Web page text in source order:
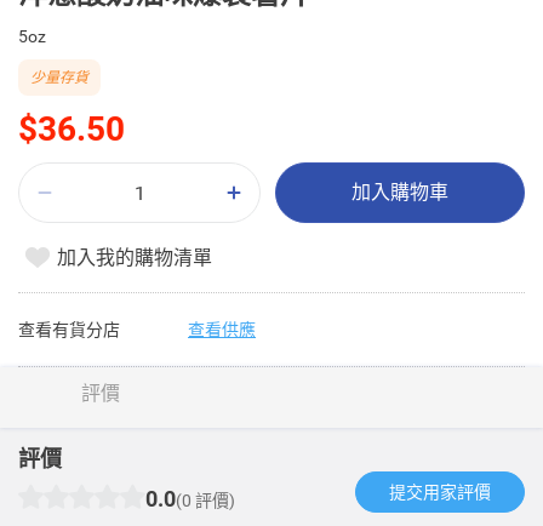
5oz
$36.50
少量存貨
加入購物車
加入我的購物清單
查看有貨分店 查看供應
評價
評價
0.0(0 評價) 提交用家評價​